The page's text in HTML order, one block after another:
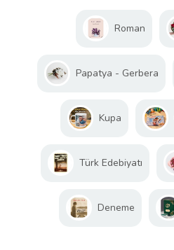
Roman
Papatya - Gerbera
Kupa
Türk Edebiyatı
Deneme